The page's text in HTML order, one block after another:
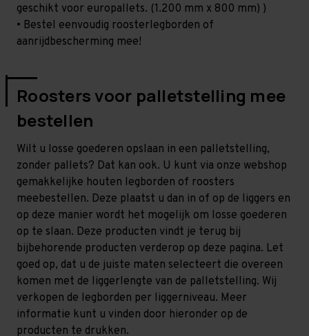
geschikt voor europallets. (1.200 mm x 800 mm) )
• Bestel eenvoudig roosterlegborden of
aanrijdbescherming mee!
Roosters voor palletstelling mee
bestellen
Wilt u losse goederen opslaan in een palletstelling,
zonder pallets? Dat kan ook. U kunt via onze webshop
gemakkelijke houten legborden of roosters
meebestellen. Deze plaatst u dan in of op de liggers en
op deze manier wordt het mogelijk om losse goederen
op te slaan. Deze producten vindt je terug bij
bijbehorende producten verderop op deze pagina. Let
goed op, dat u de juiste maten selecteert die overeen
komen met de liggerlengte van de palletstelling. Wij
verkopen de legborden per liggerniveau. Meer
informatie kunt u vinden door hieronder op de
producten te drukken.